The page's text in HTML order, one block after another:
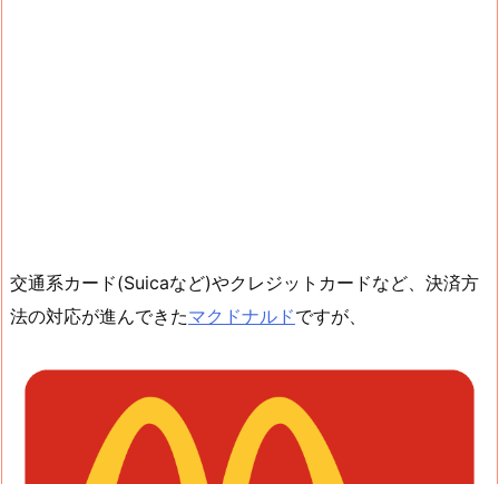
交通系カード(Suicaなど)やクレジットカードなど、決済方
法の対応が進んできたマクドナルドですが、